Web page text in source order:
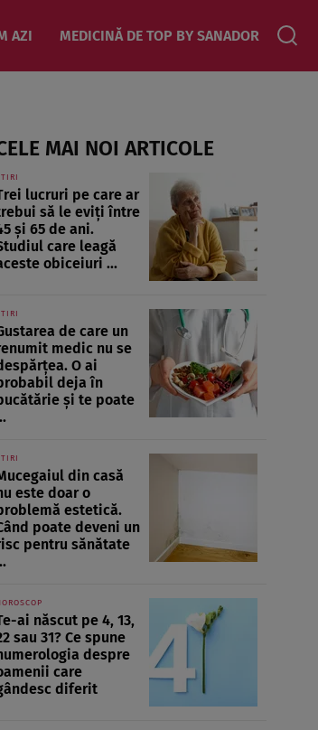
AZI MEDICINĂ DE TOP BY SANADOR
MAI NOI ARTICOLE
lucruri pe care ar
să le eviți între
și 65 de ani.
care leagă
obiceiuri ...
de care un
medic nu se
O ai
deja în
și te poate
din casă
este doar o
estetică.
poate deveni un
pentru sănătate
ai născut pe 4, 13,
sau 31? Ce spune
despre
care
diferit